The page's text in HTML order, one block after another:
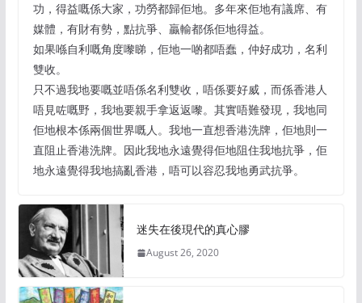
功，得益嘅係大家，功勞都歸佢地。多年來佢地有議席、有
媒體，有財有勢，點抗爭、贏輸都係佢地得益。
如果喺自利嘅角度嚟睇，佢地一啲都唔蠢，仲好成功，名利
雙收。
只不過我地要嘅並唔係名利雙收，唔係要好威，而係香港人
唔見咗嘅野，我地要親手拿返返嚟。其實唔難發現，我地同
佢地根本係兩個世界嘅人。我地一直想香港洗牌，佢地則一
直阻止香港洗牌。因此我地永遠覺得佢地阻住我地抗爭，佢
地永遠覺得我地搞亂香港，唔可以容忍我地勇武抗爭。
迷失在後現代的真心膠
August 26, 2020